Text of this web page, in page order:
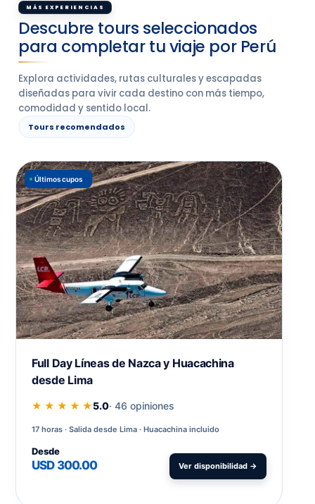
MÁS EXPERIENCIAS
Descubre tours seleccionados
para completar tu viaje por Perú
Explora actividades, rutas culturales y escapadas
diseñadas para vivir cada destino con más tiempo,
comodidad y sentido local.
Tours recomendados
Últimos cupos
Full Day Líneas de Nazca y Huacachina
desde Lima
★ ★ ★ ★ ★5.0· 46 opiniones
17 horas Salida desde Lima · Huacachina incluido
Desde
USD 300.00 Ver disponibilidad →